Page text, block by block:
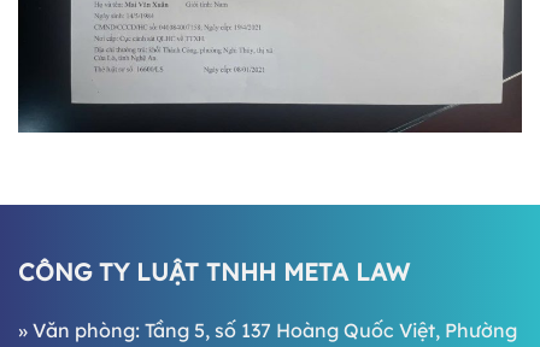
CÔNG TY LUẬT TNHH META LAW
» Văn phòng: Tầng 5, số 137 Hoàng Quốc Việt, Phường